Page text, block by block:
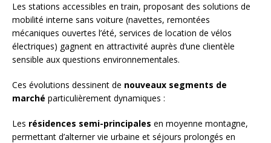
Les stations accessibles en train, proposant des solutions de
mobilité interne sans voiture (navettes, remontées
mécaniques ouvertes l’été, services de location de vélos
électriques) gagnent en attractivité auprès d’une clientèle
sensible aux questions environnementales.
Ces évolutions dessinent de nouveaux segments de
marché particulièrement dynamiques :
Les résidences semi-principales en moyenne montagne,
permettant d’alterner vie urbaine et séjours prolongés en